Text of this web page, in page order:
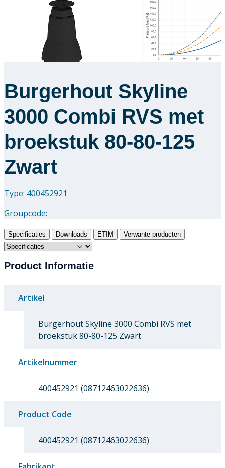
Burgerhout Skyline
3000 Combi RVS met
broekstuk 80-80-125
Zwart
Type: 400452921
Groupcode:
Specificaties Downloads ETIM Verwante producten
Product Informatie
Artikel
Burgerhout Skyline 3000 Combi RVS met
broekstuk 80-80-125 Zwart
Artikelnummer
400452921 (08712463022636)
Product Code
400452921 (08712463022636)